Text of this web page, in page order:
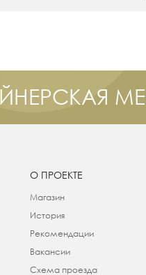
О ПРОЕКТЕ
Магазин
История
Рекомендации
Вакансии
Схема проезда